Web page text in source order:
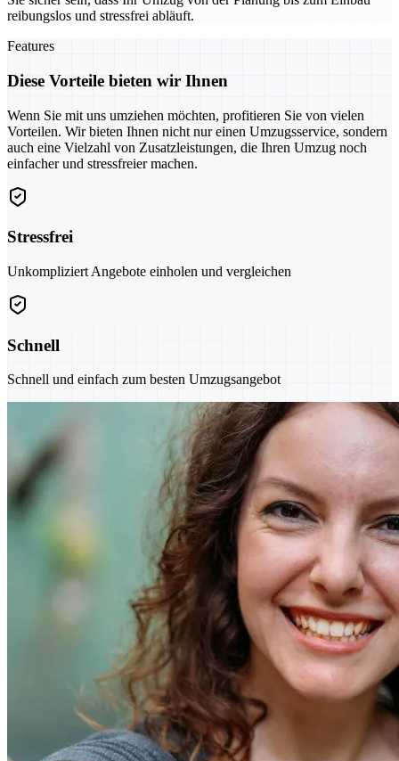
reibungslos und stressfrei abläuft.
Features
Diese Vorteile bieten wir Ihnen
Wenn Sie mit uns umziehen möchten, profitieren Sie von vielen
Vorteilen. Wir bieten Ihnen nicht nur einen Umzugsservice, sondern
auch eine Vielzahl von Zusatzleistungen, die Ihren Umzug noch
einfacher und stressfreier machen.
Stressfrei
Unkompliziert Angebote einholen und vergleichen
Schnell
Schnell und einfach zum besten Umzugsangebot